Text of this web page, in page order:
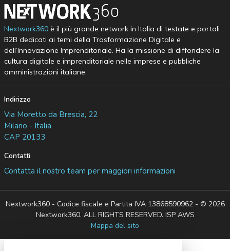
Nextwork360è il più grande network in Italia di testate e portali
B2B dedicati ai temi della Trasformazione Digitale e
dell’Innovazione Imprenditoriale. Ha la missione di diffondere la
cultura digitale e imprenditoriale nelle imprese e pubbliche
amministrazioni italiane.
Indirizzo
Via Moretto da Brescia, 22
Milano - Italia
CAP 20133
Contatti
Contatta il nostro team per maggiori informazioni
Nextwork360 - Codice fiscale e Partita IVA 13868590962 - © 2026
Nextwork360. ALL RIGHTS RESERVED. ISP AWS
Mappa del sito